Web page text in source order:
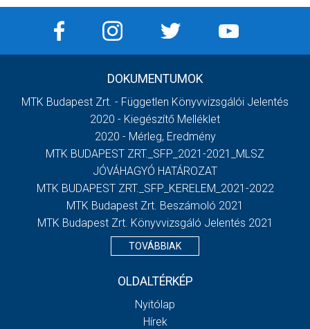
DOKUMENTUMOK
MTK Budapest Zrt. - Független Könyvvizsgálói Jelentés
2020 - Kiegészítő Melléklet
2020 - Mérleg, Eredmény
MTK BUDAPEST ZRT._SFP_2021-2021_MLSZ
JÓVÁHAGYÓ HATÁROZAT
MTK BUDAPEST ZRT._SFP_KERELEM_2021-2022
MTK Budapest Zrt. Beszámoló 2021
MTK Budapest Zrt. Könyvvizsgáló Jelentés 2021
TOVÁBBIAK
OLDALTÉRKÉP
Nyitólap
Hírek